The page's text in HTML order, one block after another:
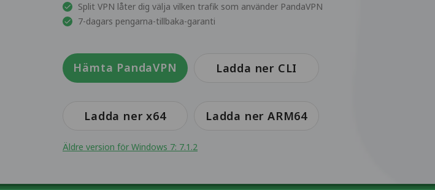
Split VPN låter dig välja vilken trafik som använder PandaVPN
7-dagars pengarna-tillbaka-garanti
Hämta PandaVPN Ladda ner CLI
Ladda ner x64 Ladda ner ARM64
Äldre version för Windows 7: 7.1.2